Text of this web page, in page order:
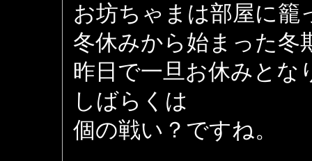
お坊ちゃまは部屋に籠
冬休みから始まった冬
昨日で一旦お休みとな
しばらくは
個の戦い？ですね。